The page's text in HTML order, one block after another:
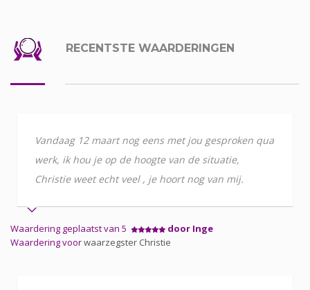
RECENTSTE WAARDERINGEN
Vandaag 12 maart nog eens met jou gesproken qua
werk, ik hou je op de hoogte van de situatie,
Christie weet echt veel , je hoort nog van mij.
Waardering geplaatst van 5
door Inge
Waardering voorwaarzegster Christie